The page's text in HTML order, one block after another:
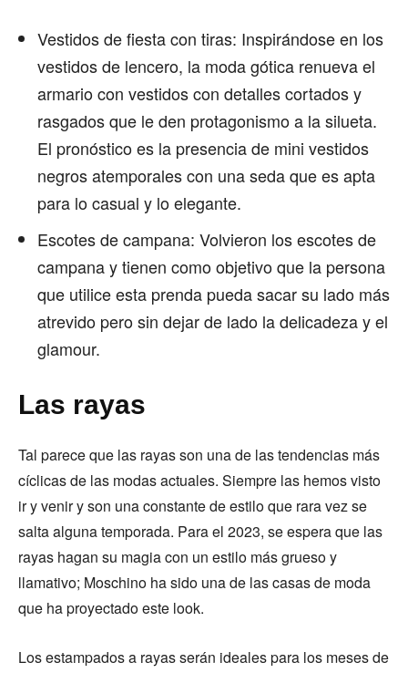
Vestidos de fiesta con tiras: Inspirándose en los
vestidos de lencero, la moda gótica renueva el
armario con vestidos con detalles cortados y
rasgados que le den protagonismo a la silueta.
El pronóstico es la presencia de mini vestidos
negros atemporales con una seda que es apta
para lo casual y lo elegante.
Escotes de campana: Volvieron los escotes de
campana y tienen como objetivo que la persona
que utilice esta prenda pueda sacar su lado más
atrevido pero sin dejar de lado la delicadeza y el
glamour.
Las rayas
Tal parece que las rayas son una de las tendencias más
cíclicas de las modas actuales. Siempre las hemos visto
ir y venir y son una constante de estilo que rara vez se
salta alguna temporada. Para el 2023, se espera que las
rayas hagan su magia con un estilo más grueso y
llamativo; Moschino ha sido una de las casas de moda
que ha proyectado este look.
Los estampados a rayas serán ideales para los meses de